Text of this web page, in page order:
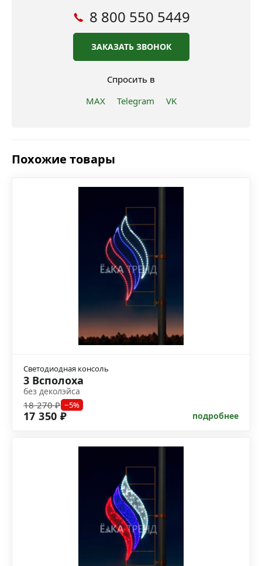
8 800 550 5449
ЗАКАЗАТЬ ЗВОНОК
Спросить в
MAX
Telegram VK
Похожие товары
Светодиодная консоль
3 Всполоха
без деколэйса
18 270 ₽ −5%
17 350 ₽ подробнее